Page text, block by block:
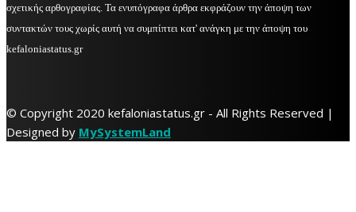
σχετικής αρθογραφίας. Τα ενυπόγραφα άρθρα εκφράζουν την άποψη των
συντακτών τους χωρίς αυτή να συμπίπτει κατ' ανάγκη με την άποψη του
kefaloniastatus.gr
© Copyright 2020 kefaloniastatus.gr - All Rights Reserved |
Designed by MySystemLand